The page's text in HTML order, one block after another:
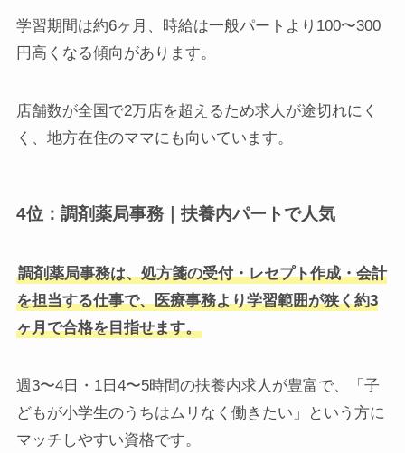
学習期間は約6ヶ月、時給は一般パートより100〜300
円高くなる傾向があります。
店舗数が全国で2万店を超えるため求人が途切れにく
く、地方在住のママにも向いています。
4位：調剤薬局事務｜扶養内パートで人気
調剤薬局事務は、処方箋の受付・レセプト作成・会計
を担当する仕事で、医療事務より学習範囲が狭く約3
ヶ月で合格を目指せます。
週3〜4日・1日4〜5時間の扶養内求人が豊富で、「子
どもが小学生のうちはムリなく働きたい」という方に
マッチしやすい資格です。